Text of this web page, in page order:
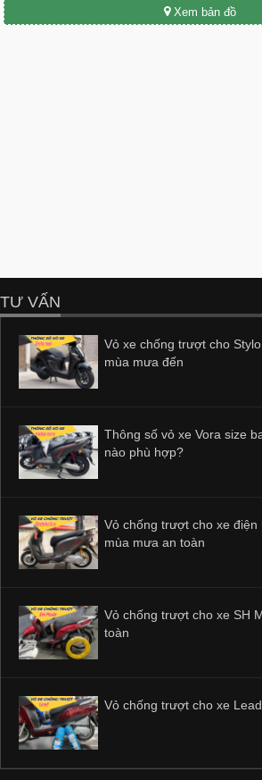
Xem bản đồ
TƯ VẤN
Vỏ xe chống trượt cho
mùa mưa đến
Thông số vỏ xe Vora size
nào phù hợp?
Vỏ chống trượt cho xe điện
mùa mưa an toàn
Vỏ chống trượt cho xe SH
toàn
Vỏ chống trượt cho xe